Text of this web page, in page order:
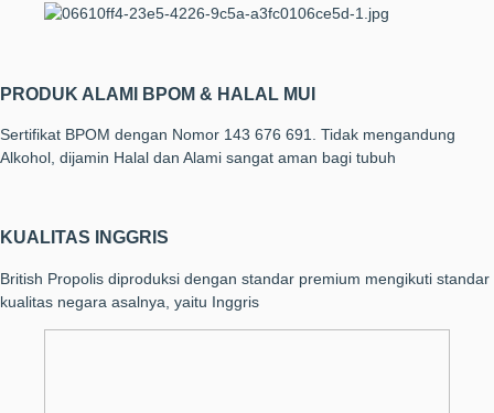
PRODUK ALAMI BPOM & HALAL MUI
Sertifikat BPOM dengan Nomor 143 676 691. Tidak mengandung
Alkohol, dijamin Halal dan Alami sangat aman bagi tubuh
KUALITAS INGGRIS
British Propolis diproduksi dengan standar premium mengikuti standar
kualitas negara asalnya, yaitu Inggris